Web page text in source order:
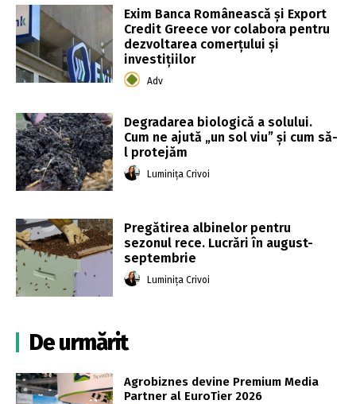
Exim Banca Românească şi Export
Credit Greece vor colabora pentru
dezvoltarea comerţului şi
investiţiilor
Adv
Degradarea biologică a solului.
Cum ne ajută „un sol viu” și cum să-
l protejăm
Luminița Crivoi
Pregătirea albinelor pentru
sezonul rece. Lucrări în august-
septembrie
Luminița Crivoi
De urmărit
Agrobiznes devine Premium Media
Partner al EuroTier 2026